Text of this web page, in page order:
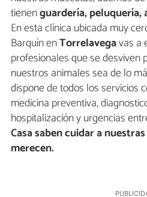
tienenguardería,
En esta clínica ubicada muy
Barquín enTorrelavegavas a
profesionales que se desviven
nuestros animales sea de lo
dispone de todos los servicios
medicina preventiva,
hospitalización y urgencias
Casa saben cuidar a
merecen.